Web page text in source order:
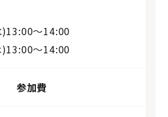
〜14:00
〜14:00
参加費